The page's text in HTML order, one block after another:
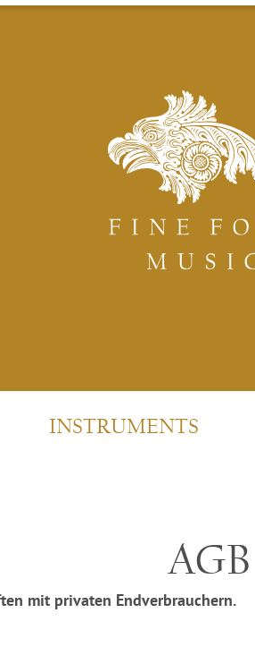
INSTRUMENTS
AGB
mit privaten Endverbrauchern.